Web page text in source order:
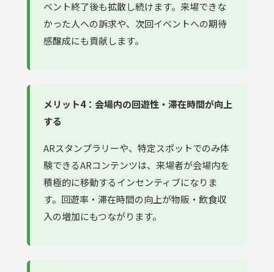
ベント終了後も拡散し続けます。来場できな
かった人への訴求や、次回イベントへの期待
感醸成にも貢献します。
メリット4：会場内の回遊性・滞在時間が向上
する
ARスタンプラリーや、特定スポットでのみ体
験できるARコンテンツは、来場者が会場内を
積極的に移動するインセンティブになりま
す。回遊率・滞在時間の向上が物販・飲食収
入の増加にもつながります。